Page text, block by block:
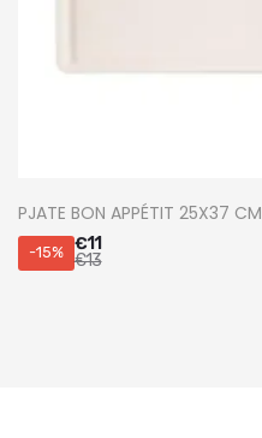
PJATE BON APPÉTIT 25X37 CM
-15% €11
€13